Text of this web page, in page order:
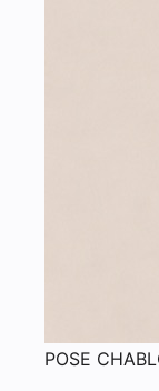
POSE